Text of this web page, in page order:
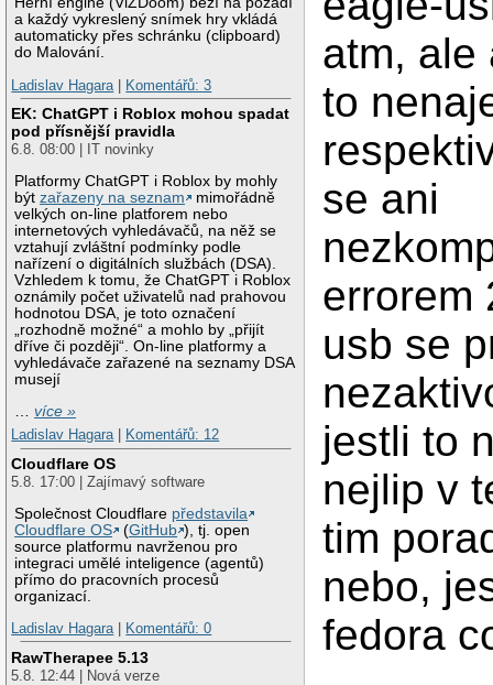
a každý vykreslený snímek hry vkládá
automaticky přes schránku (clipboard)
do Malování.
Ladislav Hagara
Komentářů: 3
EK: ChatGPT i Roblox mohou spadat
pod přísnější pravidla
6.8. 08:00 | IT novinky
Platformy ChatGPT i Roblox by mohly
býtzařazeny na seznam
mimořádně
velkých on-line platforem nebo
internetových vyhledávačů, na něž se
vztahují zvláštní podmínky podle
nařízení o digitálních službách (DSA).
Vzhledem k tomu, že ChatGPT i Roblox
oznámily počet uživatelů nad prahovou
hodnotou DSA, je toto označení
„rozhodně možné“ a mohlo by „přijít
dříve či později“. On-line platformy a
vyhledávače zařazené na seznamy DSA
musejí
…více »
Ladislav Hagara| Komentářů: 12
Cloudflare OS
5.8. 17:00 | Zajímavý software
Společnost Cloudflare představila
Cloudflare OS
(GitHub ), tj. open
source platformu navrženou pro
integraci umělé inteligence (agentů)
přímo do pracovních procesů
organizací.
Ladislav Hagara| Komentářů: 0
RawTherapee 5.13
5.8. 12:44 | Nová verze
atm, ale
to
se ani
errorem
usb se
jestli to
nejlip v
tim
nebo,
fedora